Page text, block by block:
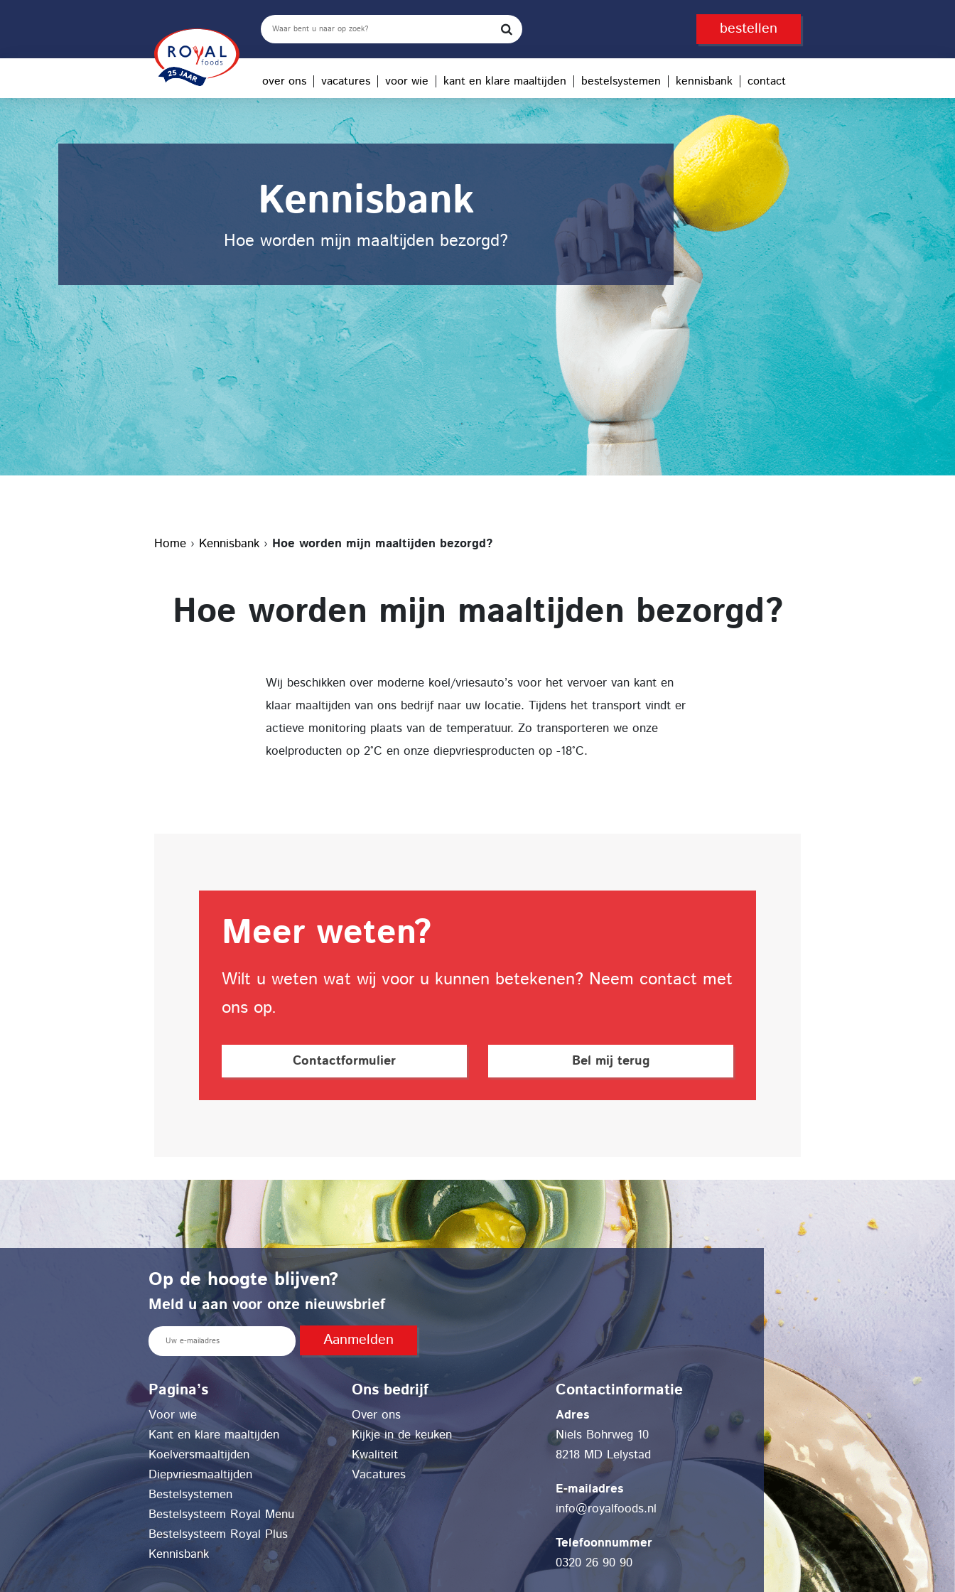
bestellen
over ons vacatures voor wie kant en klare maaltijden bestelsystemen kennisbank contact
Kennisbank
Hoe worden mijn maaltijden bezorgd?
Home › Kennisbank › Hoe worden mijn maaltijden bezorgd?
Hoe worden mijn maaltijden bezorgd?
Wij beschikken over moderne koel/vriesauto’s voor het vervoer van kant en
klaar maaltijden van ons bedrijf naar uw locatie. Tijdens het transport vindt er
actieve monitoring plaats van de temperatuur. Zo transporteren we onze
koelproducten op 2°C en onze diepvriesproducten op -18°C.
Meer weten?
Wilt u weten wat wij voor u kunnen betekenen? Neem contact met
ons op.
Contactformulier Bel mij terug
Op de hoogte blijven?
Meld u aan voor onze nieuwsbrief
m
l
Pagina’s
Voor wie
Kant en klare maaltijden
Koelversmaaltijden
Diepvriesmaaltijden
Bestelsystemen
Bestelsysteem Royal Menu
Bestelsysteem Royal Plus
Kennisbank
Ons bedrijf
Over ons
Kijkje in de keuken
Kwaliteit
Vacatures
Contactinformatie
Adres
Niels Bohrweg 10
8218 MD Lelystad
E-mailadres
info@royalfoods.nl
Telefoonnummer
0320 26 90 90